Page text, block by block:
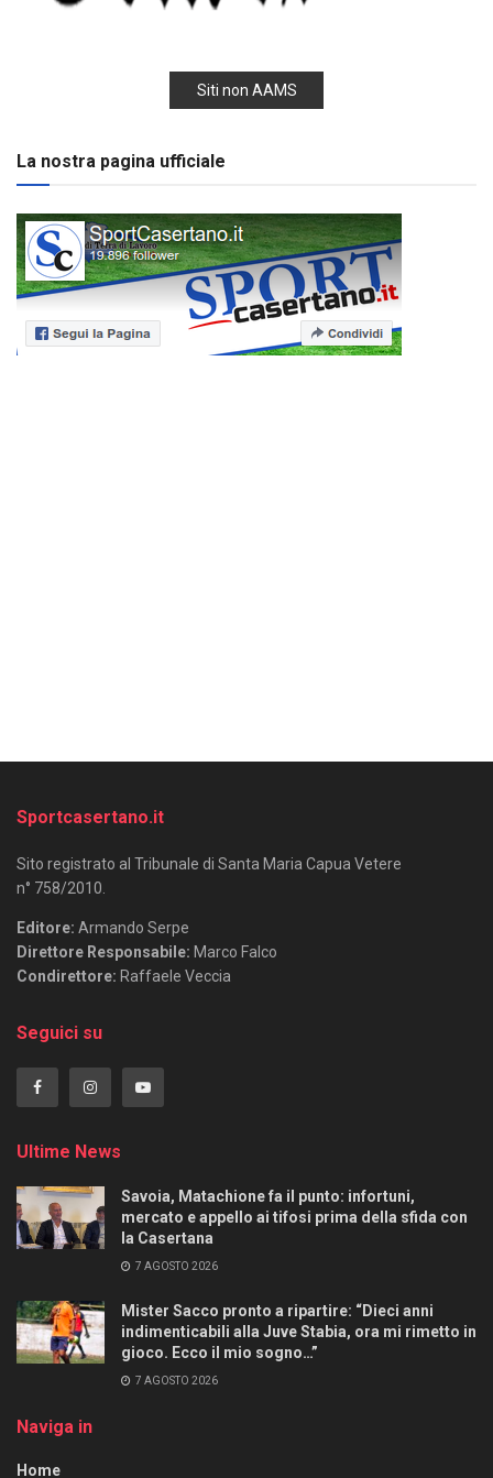
Siti non AAMS
La nostra pagina ufficiale
Sportcasertano.it
Sito registrato al Tribunale di Santa Maria Capua Vetere
n° 758/2010.
Editore: Armando Serpe
Direttore Responsabile: Marco Falco
Condirettore: Raffaele Veccia
Seguici su
Ultime News
Savoia, Matachione fa il punto: infortuni,
mercato e appello ai tifosi prima della sfida con
la Casertana
7 AGOSTO 2026
Mister Sacco pronto a ripartire: “Dieci anni
indimenticabili alla Juve Stabia, ora mi rimetto in
gioco. Ecco il mio sogno…”
7 AGOSTO 2026
Naviga in
Home